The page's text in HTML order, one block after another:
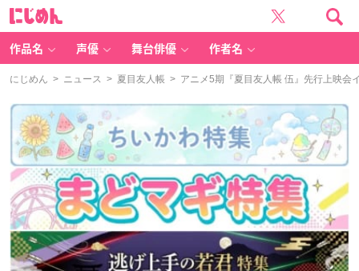
作品名 声優 舞台俳優 作者名
にじめん > ニュース > 夏目友人帳 > アニメ5期『夏目友人帳 伍』先行上映会